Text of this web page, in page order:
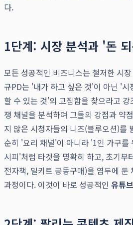
다.
1단계: 시장 분석과 '돈
모든 성공적인 비즈니스는 철저한 시
규PD는 '내가 하고 싶은 것'이 아닌 '
할 수 있는 것'의 교집합을 찾으라고
쟁 채널을 분석하여 그들의 강점과 약
지 않은 시청자들의 니즈(블루오션)를
순히 '요리 채널'이 아니라 '1인 가구를
시피'처럼 타겟을 명확히 하고, 초기부
전자책, 밀키트 공동구매)을 염두에 둔
과정이다. 이것이 바로 성공적인 유튜